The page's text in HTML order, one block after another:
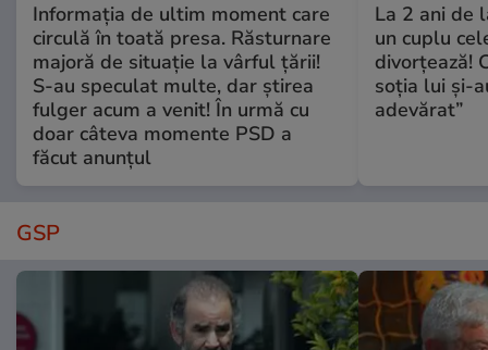
Informația de ultim moment care
circulă în toată presa. Răsturnare
majoră de situație la vârful țării!
S-au speculat multe, dar știrea
fulger acum a venit! În urmă cu
doar câteva momente PSD a
făcut anunțul
La 2 ani de
un cuplu
divorțează!
soția lui și-
adevărat”
GSP